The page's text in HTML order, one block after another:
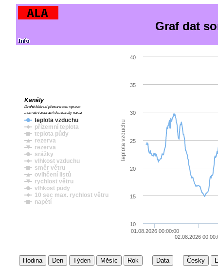
Graf dat
teplota vzduchu
teplota vzduchu
přízemní teplota
teplota půdy
rezerva
rezerva
srážky
vlhkost vzduchu
směr větru
ovlhčení listů
rychlost větru
vlhkost půdy
10 sec max. rychlost větru
napětí
Kanály
Druhé kliknutí přesune osu vpravo
a umožní zobrazit dva kanály naráz
01.08.2026 00:00:00
02.08.2026
10
15
20
25
30
35
40
Hodina Den Týden Měsíc Rok Data Česky